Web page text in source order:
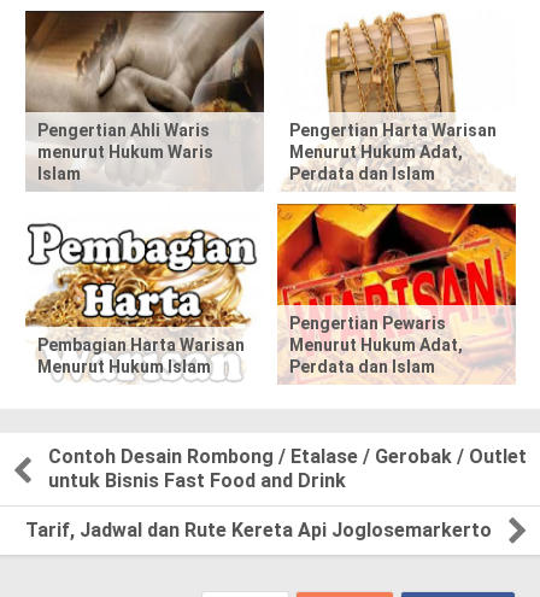
i
s
p
o
t
,
p
s
Pengertian Ahli Waris
menurut Hukum Waris
Islam
Pengertian Harta Warisan
Menurut Hukum Adat,
Perdata dan Islam
Pembagian Harta Warisan
Menurut Hukum Islam
Pengertian Pewaris
Menurut Hukum Adat,
Perdata dan Islam
Contoh Desain Rombong / Etalase / Gerobak / Outlet
untuk Bisnis Fast Food and Drink
Tarif, Jadwal dan Rute Kereta Api Joglosemarkerto